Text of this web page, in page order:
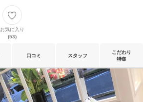
お気に入り
(53)
口コミ スタッフ
こだわり
特集